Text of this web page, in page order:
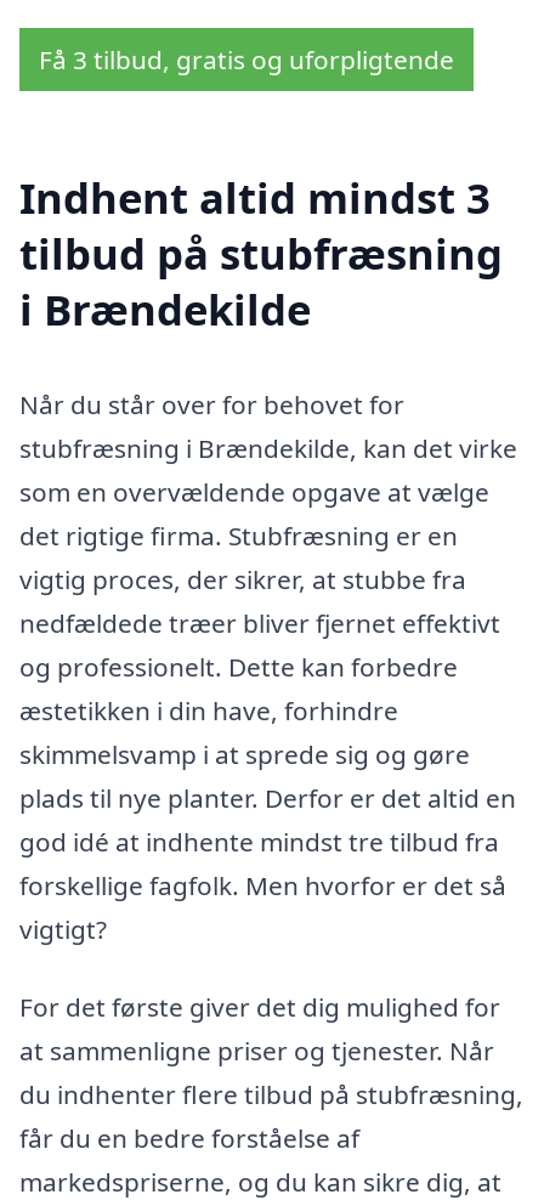
Få 3 tilbud, gratis og uforpligtende
Indhent altid mindst 3
tilbud på stubfræsning
i Brændekilde
Når du står over for behovet for
stubfræsning i Brændekilde, kan det virke
som en overvældende opgave at vælge
det rigtige firma. Stubfræsning er en
vigtig proces, der sikrer, at stubbe fra
nedfældede træer bliver fjernet effektivt
og professionelt. Dette kan forbedre
æstetikken i din have, forhindre
skimmelsvamp i at sprede sig og gøre
plads til nye planter. Derfor er det altid en
god idé at indhente mindst tre tilbud fra
forskellige fagfolk. Men hvorfor er det så
vigtigt?
For det første giver det dig mulighed for
at sammenligne priser og tjenester. Når
du indhenter flere tilbud på stubfræsning,
får du en bedre forståelse af
markedspriserne, og du kan sikre dig, at